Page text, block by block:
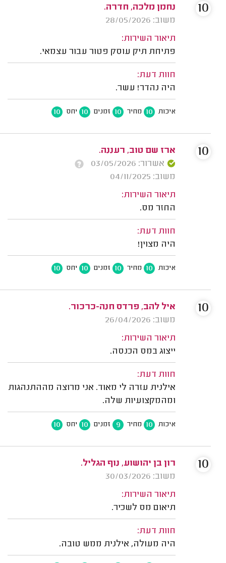
נחמן מלכה, חדרה.
משוב: 28/05/2026
תיאור השירות:
פתיחת תיק עוסק פטור עבור עצמאי.
חוות דעת:
היה נהדר! עשר.
איכות 10 מחיר 10 זמנים 10 יחס 10
10
ארז שם טוב, רעננה.
אשרור: 03/05/2026
משוב: 04/11/2025
תיאור השירות:
החזר מס.
חוות דעת:
היה מצוין!
איכות 10 מחיר 10 זמנים 10 יחס 10
10
איל להב, פרדס חנה-כרכור.
משוב: 26/04/2026
תיאור השירות:
ייצוג במס הכנסה.
חוות דעת:
אילנית עזרה לי מאוד. אני מרוצה מההתנהגות
ומהמקצועיות שלה.
איכות 10 מחיר 9 זמנים 10 יחס 10
10
רון בן יהושוע, נוף הגליל.
משוב: 30/03/2026
תיאור השירות:
תיאום מס לשכיר.
חוות דעת:
היה מעולה, אילנית ממש טובה.
10